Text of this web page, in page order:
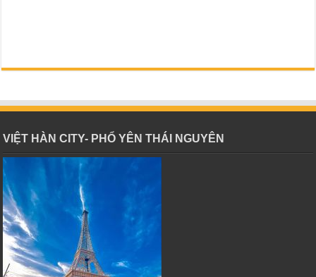
VIỆT HÀN CITY- PHỔ YÊN THÁI NGUYÊN